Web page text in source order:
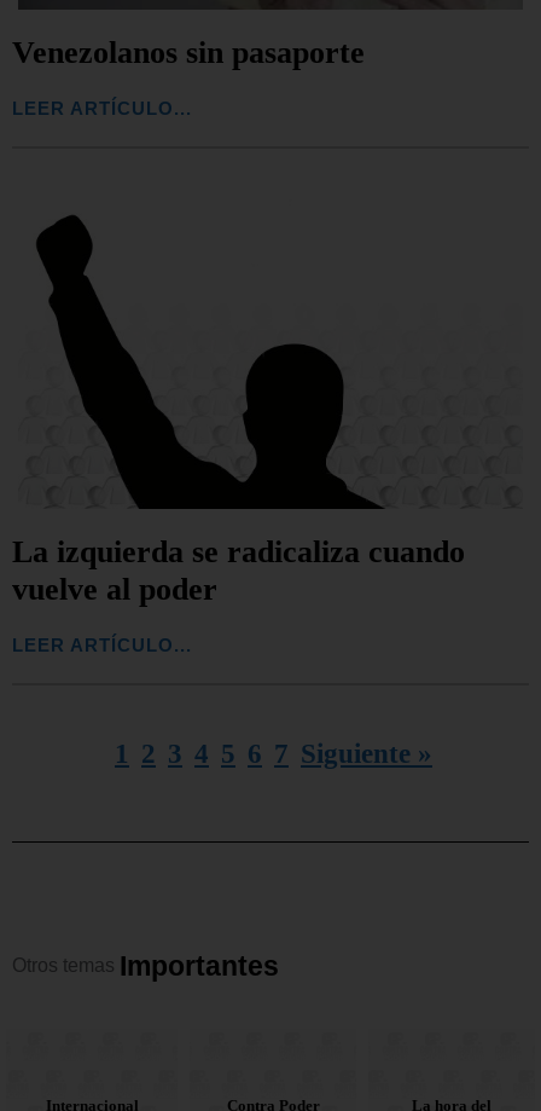
Venezolanos sin pasaporte
LEER ARTÍCULO...
La izquierda se radicaliza cuando
vuelve al poder
LEER ARTÍCULO...
1 2 3 4 5 6 7 Siguiente »
Otros temas Importantes
Internacional
Contra Poder
Contra Poder
Corruptos en
La hora del
Corruptos en